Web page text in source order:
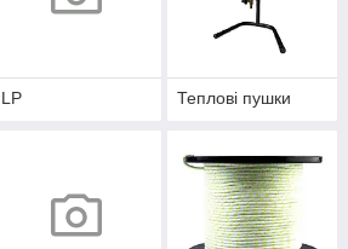
LP Теплові пушки